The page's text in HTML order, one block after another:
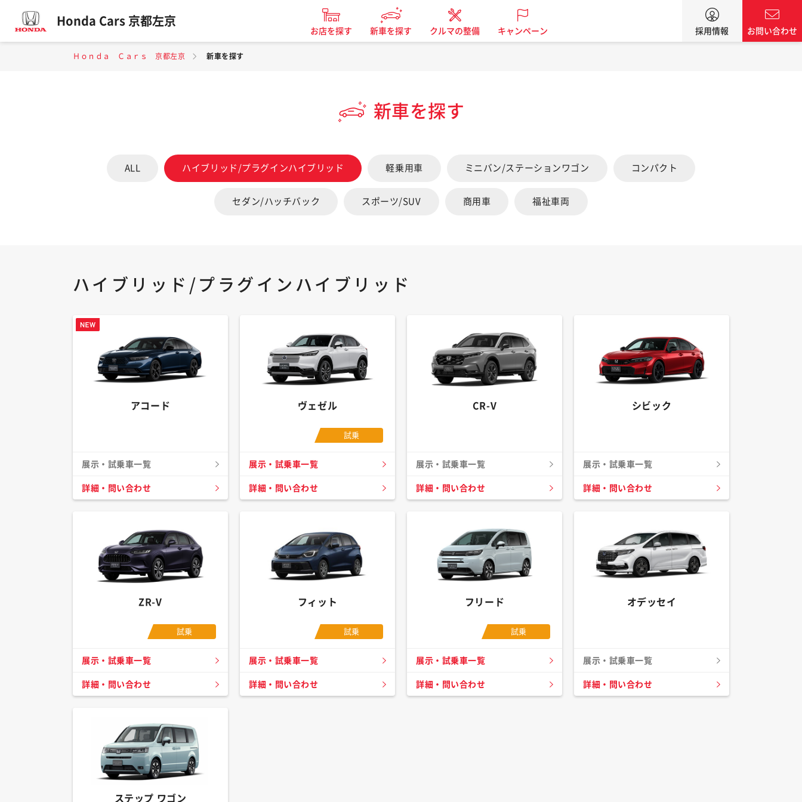
Honda Cars 京都左京
お店を探す 新車を探す クルマの整備 キャンペーン 採用情報 お問い合わせ
Ｈｏｎｄａ Ｃａｒｓ 京都左京 新車を探す
新車を探す
ALL ハイブリッド/プラグインハイブリッド 軽乗用車 ミニバン/ステーションワゴン コンパクト
セダン/ハッチバック スポーツ/SUV 商用車 福祉車両
ハイブリッド/プラグインハイブリッド
アコード
展示・試乗車一覧
詳細・問い合わせ
ヴェゼル
試乗
展示・試乗車一覧
詳細・問い合わせ
CR-V
展示・試乗車一覧
詳細・問い合わせ
シビック
展示・試乗車一覧
詳細・問い合わせ
ZR-V
試乗
展示・試乗車一覧
詳細・問い合わせ
フィット
試乗
展示・試乗車一覧
詳細・問い合わせ
フリード
試乗
展示・試乗車一覧
詳細・問い合わせ
オデッセイ
展示・試乗車一覧
詳細・問い合わせ
ステップ ワゴン